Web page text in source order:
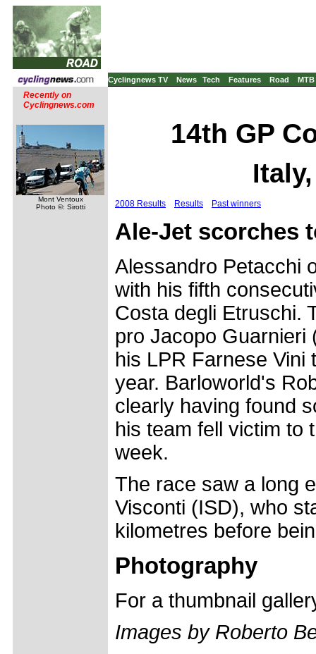
Cyclingnews TV News Tech Features Road MTB
Recently on
Cyclingnews.com
Mont Ventoux
Photo ©: Sirotti
14th GP
2008 Results Results Past winners
Ale-Jet scorches
Alessandro Petacchi
with his fifth
Costa degli Etruschi.
pro Jacopo Guarnieri
his LPR Farnese Vini
year. Barloworld's
clearly having found
his team fell victim to
week.
The race saw a long
Visconti (ISD), who
kilometres before
Photography
For a thumbnail
Images by Roberto